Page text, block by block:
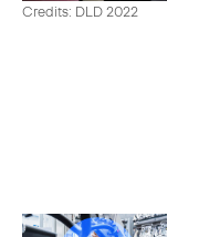
Credits: DLD 2022